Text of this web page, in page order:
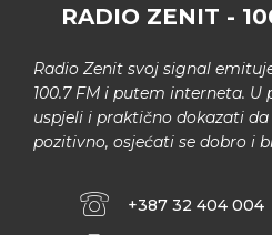
RADIO ZENIT -
Radio Zenit svoj signal
100.7 FM i putem interneta.
uspjeli i praktično dokazati
pozitivno, osjećati se dobro i
+387 32 404 004